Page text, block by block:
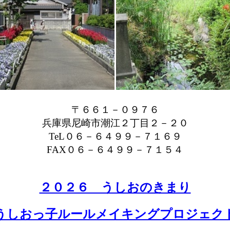
〒６６１－０９７６
兵庫県尼崎市潮江２丁目２－２０
TeL０６－６４９９－７１６９
FAX０６－６４９９－７１５４
２０２６ うしおのきまり
おっ子ルールメイキングプロジェ